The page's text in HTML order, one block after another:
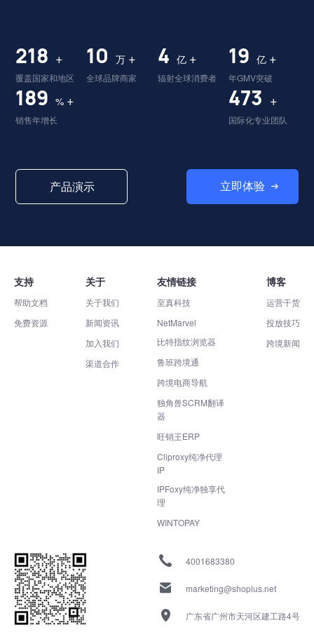
224 +
覆盖国家和地区
10 万 +
全球品牌商家
4 亿 +
辐射全球消费者
19 亿 +
年GMV突破
195 % +
销售年增长
487 +
国际化专业团队
产品演示 立即体验
支持
帮助文档
免费资源
关于
关于我们
新闻资讯
加入我们
渠道合作
友情链接
至真科技
NetMarvel
比特指纹浏览器
鲁班跨境通
跨境电商导航
独角兽SCRM翻译
器
旺销王ERP
Cliproxy纯净代理
IP
IPFoxy纯净独享代
理
WINTOPAY
博客
运营干货
投放技巧
跨境新闻
4001683380
marketing@shoplus.net
广东省广州市天河区建工路4号